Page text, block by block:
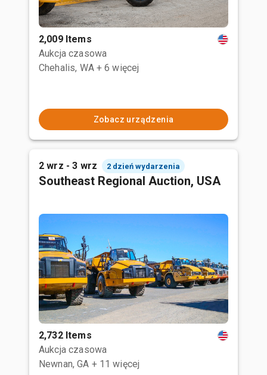
2,009 Items
Aukcja czasowa
Chehalis, WA + 6 więcej
Zobacz urządzenia
2 wrz - 3 wrz 2 dzień wydarzenia
Southeast Regional Auction, USA
2,732 Items
Aukcja czasowa
Newnan, GA + 11 więcej